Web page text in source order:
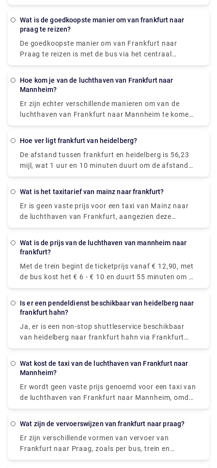
Frankfurt am Main, Hbf, en arriveert binnen 8 uur en
35 (enkele reis).
Wat is de goedkoopste manier om van frankfurt naar
praag te reizen?
De goedkoopste manier om van Frankfurt naar
Praag te reizen is met de bus via het centraal
station van Frankfurt, dat € 20 - € 29 kost en 5 uur
Hoe kom je van de luchthaven van Frankfurt naar
Mannheim?
Er zijn echter verschillende manieren om van de
luchthaven van Frankfurt naar Mannheim te komen,
zoals met de bus, trein, auto, taxi, enz. Een bus
hen, die € 6,41 kost en 55 minuten duurt om de
bestemming te bereiken.
Hoe ver ligt frankfurt van heidelberg?
De afstand tussen frankfurt en heidelberg is 56,23
mijl, wat 1 uur en 10 minuten duurt om de afstand
via A67 & A5 af te leggen.
Wat is het taxitarief van mainz naar frankfurt?
Er is geen vaste prijs voor een taxi van Mainz naar
de luchthaven van Frankfurt, aangezien deze
afhankelijk is van het aantal passagiers, de datum
luchthaventaxi van Mainz naar Frankfurt ligt echter
Wat is de prijs van de luchthaven van mannheim naar
frankfurt?
Met de trein begint de ticketprijs vanaf € 12,90, met
de bus kost het € 6 - € 10 en duurt 55 minuten om de
bestemming te bereiken.
Is er een pendeldienst beschikbaar van heidelberg naar
frankfurt hahn?
Ja, er is een non-stop shuttleservice beschikbaar
van heidelberg naar frankfurt hahn via Frankfurt
Main Airport P36, die de bestemming in ongeveer 3
€23,30 - €29,12.
Wat kost de taxi van de luchthaven van Frankfurt naar
Mannheim?
Er wordt geen vaste prijs genoemd voor een taxi van
de luchthaven van Frankfurt naar Mannheim, omdat
deze van verschillende factoren afhankelijk is
standaard taxitarief van Frankfurt Airport naar
Mannheim ligt echter tussen € 131 - € 292. De
geschatte reistijd is ongeveer 50 minuten. U kunt
ook een privétaxi boeken van de luchthaven van
Wat zijn de vervoerswijzen van frankfurt naar praag?
Er zijn verschillende vormen van vervoer van
Frankfurt naar Praag, zoals per bus, trein en
vliegtuig, en de reis duurt ongeveer 4,5 tot 7 uur.